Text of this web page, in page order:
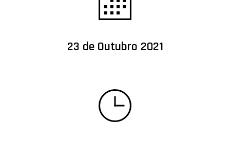
23 de Outubro 2021